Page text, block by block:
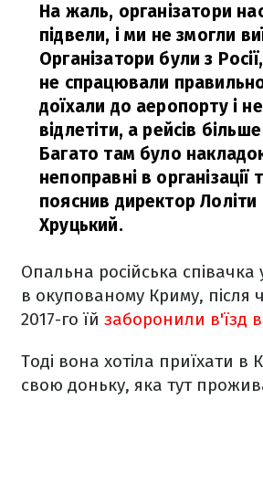
На жаль, організатори
підвели, і ми не змогли
Організатори були з
не спрацювали
доїхали до аеропорту і
відлетіти, а рейсів
Багато там було
непоправні в організації
пояснив директор Лоліти
Хруцький.
Опальна російська
в окупованому Криму, після
2017-го їй заборонили в'їзд
Тоді вона хотіла приїхати в
свою доньку, яка тут